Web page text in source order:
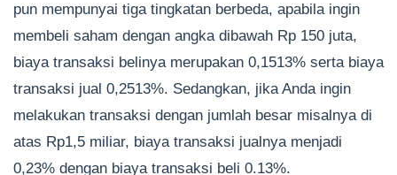
pun mempunyai tiga tingkatan berbeda, apabila ingin
membeli saham dengan angka dibawah Rp 150 juta,
biaya transaksi belinya merupakan 0,1513% serta biaya
transaksi jual 0,2513%. Sedangkan, jika Anda ingin
melakukan transaksi dengan jumlah besar misalnya di
atas Rp1,5 miliar, biaya transaksi jualnya menjadi
0,23% dengan biaya transaksi beli 0.13%.